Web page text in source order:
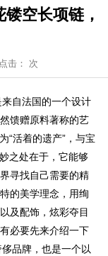
空长项链，
击： 次
自法国的一个设计
馈赠原料著称的艺
“活着的遗产”，与宝
之处在于，它能够
寻找自己需要的精
的美学理念，用绚
及配饰，炫彩夺目
必要先来介绍一下
品牌，也是一个以